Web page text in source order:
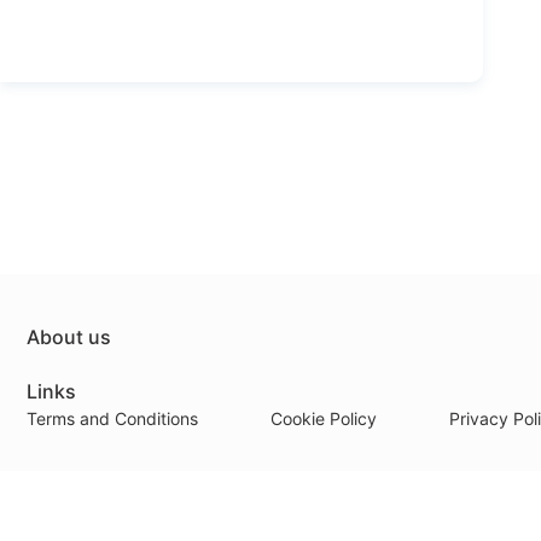
About us
Links
Terms and Conditions Cookie Policy Privacy